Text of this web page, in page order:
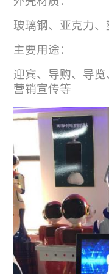
玻璃钢、亚克力、
主要用途：
迎宾、导购、导览
营销宣传等